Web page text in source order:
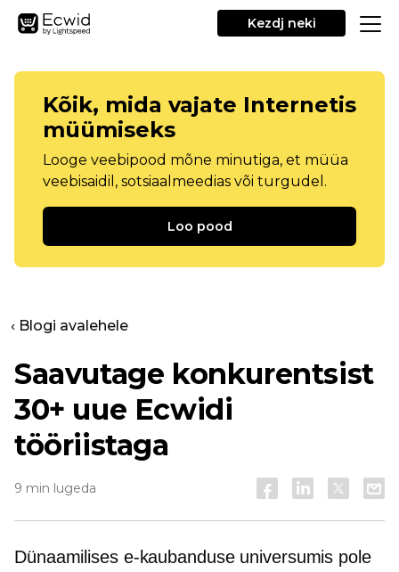
Kezdj neki
Kõik, mida vajate Internetis
müümiseks
Looge veebipood mõne minutiga, et müüa
veebisaidil, sotsiaalmeedias või turgudel.
Loo pood
‹ Blogi avalehele
Saavutage konkurentsist
30+ uue Ecwidi
tööriistaga
9 min lugeda
Dünaamilises e-kaubanduse universumis pole